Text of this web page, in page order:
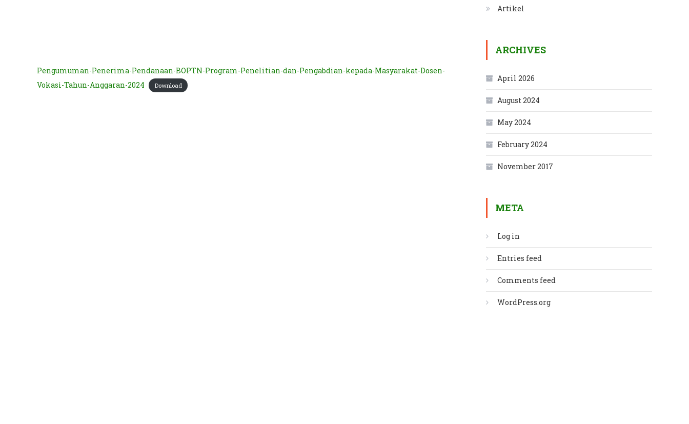
Pengumuman-Penerima-Pendanaan-BOPTN-Program-Penelitian-dan-Pengabdian-kepada-Masyarakat-Dosen-
Vokasi-Tahun-Anggaran-2024
Download
Artikel
ARCHIVES
April 2026
August 2024
May 2024
February 2024
November 2017
META
Log in
Entries feed
Comments feed
WordPress.org